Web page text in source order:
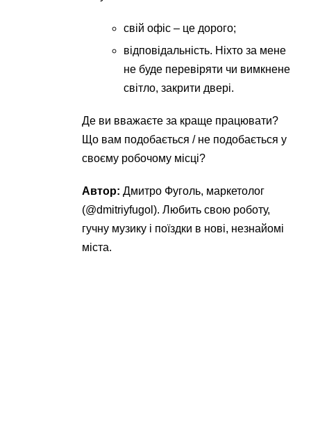
свій офіс – це дорого;
відповідальність. Ніхто за мене
не буде перевіряти чи вимкнене
світло, закрити двері.
Де ви вважаєте за краще працювати?
Що вам подобається / не подобається у
своєму робочому місці?
Автор: Дмитро Фуголь, маркетолог
(@dmitriyfugol). Любить свою роботу,
гучну музику і поїздки в нові, незнайомі
міста.